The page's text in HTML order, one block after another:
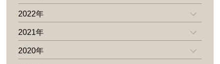
2022年
2021年
2020年